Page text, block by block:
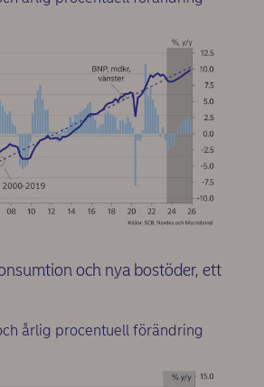
och nya bostöder, ett
årlig procentuell förändring